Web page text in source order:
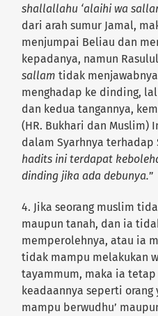
shallallahu ‘alaihi wa
dari arah sumur Jamal,
menjumpai Beliau dan
kepadanya, namun
sallam tidak
menghadap ke dinding,
dan kedua tangannya,
(HR. Bukhari dan Muslim)
dalam Syarhnya terhadap
hadits ini terdapat
dinding jika ada debunya.”
4. Jika seorang muslim
maupun tanah, dan ia
memperolehnya, atau ia
tidak mampu melakukan
tayammum, maka ia
keadaannya seperti
mampu berwudhu’